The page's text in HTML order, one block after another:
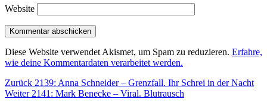
Website
Diese Website verwendet Akismet, um Spam zu reduzieren. Erfahre,
wie deine Kommentardaten verarbeitet werden.
Beitragsnavigation
Zurück Vorheriger
Beitrag:
2139: Anna Schneider – Grenzfall. Ihr Schrei in der Nacht
Weiter Nächster
2141: Mark Benecke – Viral. Blutrausch